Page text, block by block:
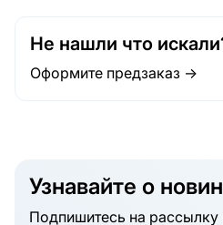
Не нашли что
Оформите предзаказ →
Узнавайте о
Подпишитесь на рассылку